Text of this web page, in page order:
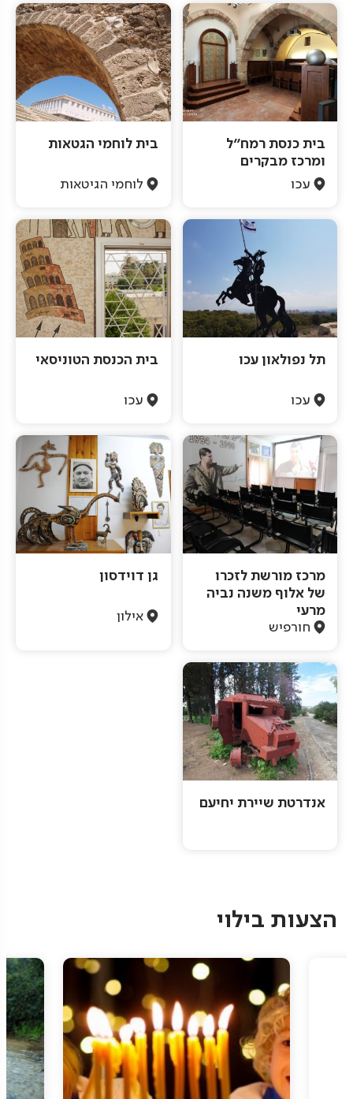
בית כנסת רמח"ל
ומרכז מבקרים
עכו
בית לוחמי הגטאות
לוחמי הגיטאות
תל נפולאון עכו
עכו
בית הכנסת הטוניסאי
עכו
מרכז מורשת לזכרו
של אלוף משנה נביה
מרעי
חורפיש
גן דוידסון
אילון
אנדרטת שיירת יחיעם
הצעות בילוי